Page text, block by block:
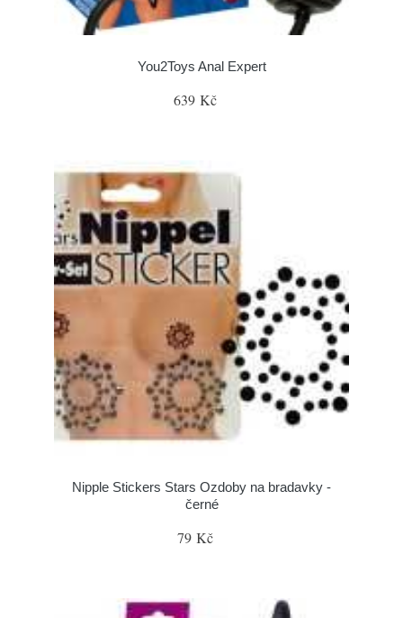
You2Toys Anal Expert
639 Kč
Nipple Stickers Stars Ozdoby na bradavky -
černé
79 Kč